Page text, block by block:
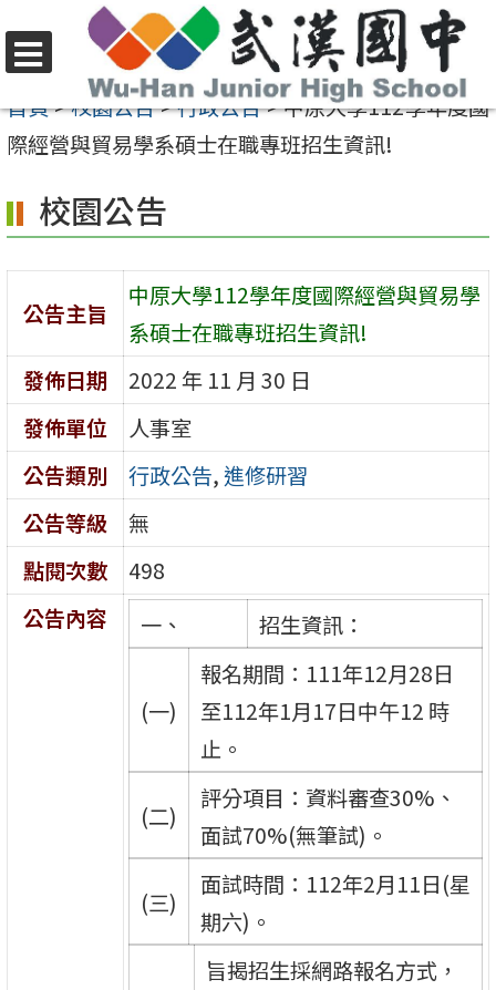
至
要
容
區
選
單
首頁>校園公告>行政公告>中原大學112學年度國
際經營與貿易學系碩士在職專班招生資訊!
校園公告
公告主旨
中原大學112學年度國際經營與貿易學
系碩士在職專班招生資訊!
發佈日期
2022 年 11 月 30 日
發佈單位
人事室
公告類別
行政公告,進修研習
公告等級
無
點閱次數
498
公告內容
一、 招生資訊：
(一)
報名期間：111年12月28日
至112年1月17日中午12 時
止。
(二)
評分項目：資料審查30%、
面試70%(無筆試)。
(三)
面試時間：112年2月11日(星
期六)。
旨揭招生採網路報名方式，